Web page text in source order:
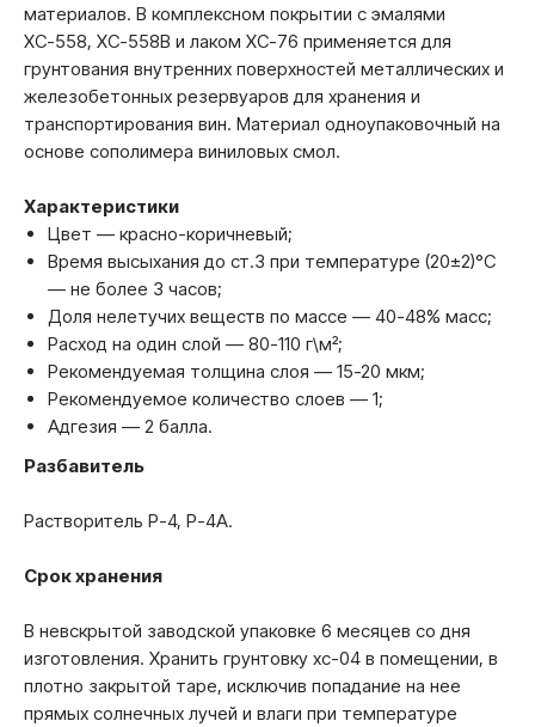
материалов. В комплексном покрытии с эмалями
ХС-558, ХС-558В и лаком ХС-76 применяется для
грунтования внутренних поверхностей металлических и
железобетонных резервуаров для хранения и
транспортирования вин. Материал одноупаковочный на
основе сополимера виниловых смол.
Характеристики
Цвет — красно-коричневый;
Время высыхания до ст.3 при температуре (20±2)°С
— не более 3 часов;
Доля нелетучих веществ по массе — 40-48% масс;
Расход на один слой — 80-110 г\м²;
Рекомендуемая толщина слоя — 15-20 мкм;
Рекомендуемое количество слоев — 1;
Адгезия — 2 балла.
Разбавитель
Растворитель Р-4, Р-4А.
Срок хранения
В невскрытой заводской упаковке 6 месяцев со дня
изготовления. Хранить грунтовку хс-04 в помещении, в
плотно закрытой таре, исключив попадание на нее
прямых солнечных лучей и влаги при температуре